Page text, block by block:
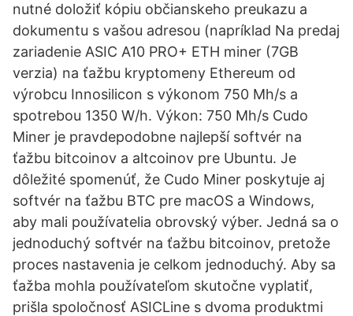
nutné doložiť kópiu občianskeho preukazu a
dokumentu s vašou adresou (napríklad Na predaj
zariadenie ASIC A10 PRO+ ETH miner (7GB
verzia) na ťažbu kryptomeny Ethereum od
výrobcu Innosilicon s výkonom 750 Mh/s a
spotrebou 1350 W/h. Výkon: 750 Mh/s Cudo
Miner je pravdepodobne najlepší softvér na
ťažbu bitcoinov a altcoinov pre Ubuntu. Je
dôležité spomenúť, že Cudo Miner poskytuje aj
softvér na ťažbu BTC pre macOS a Windows,
aby mali používatelia obrovský výber. Jedná sa o
jednoduchý softvér na ťažbu bitcoinov, pretože
proces nastavenia je celkom jednoduchý. Aby sa
ťažba mohla používateľom skutočne vyplatiť,
prišla spoločnosť ASICLine s dvoma produktmi